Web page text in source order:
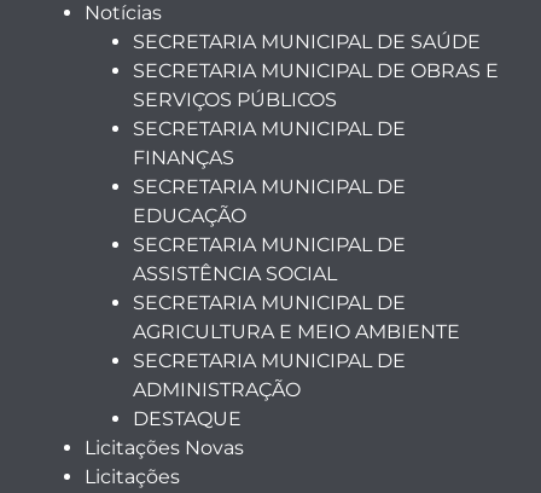
Notícias
SECRETARIA MUNICIPAL DE SAÚDE
SECRETARIA MUNICIPAL DE OBRAS E
SERVIÇOS PÚBLICOS
SECRETARIA MUNICIPAL DE
FINANÇAS
SECRETARIA MUNICIPAL DE
EDUCAÇÃO
SECRETARIA MUNICIPAL DE
ASSISTÊNCIA SOCIAL
SECRETARIA MUNICIPAL DE
AGRICULTURA E MEIO AMBIENTE
SECRETARIA MUNICIPAL DE
ADMINISTRAÇÃO
DESTAQUE
Licitações Novas
Licitações